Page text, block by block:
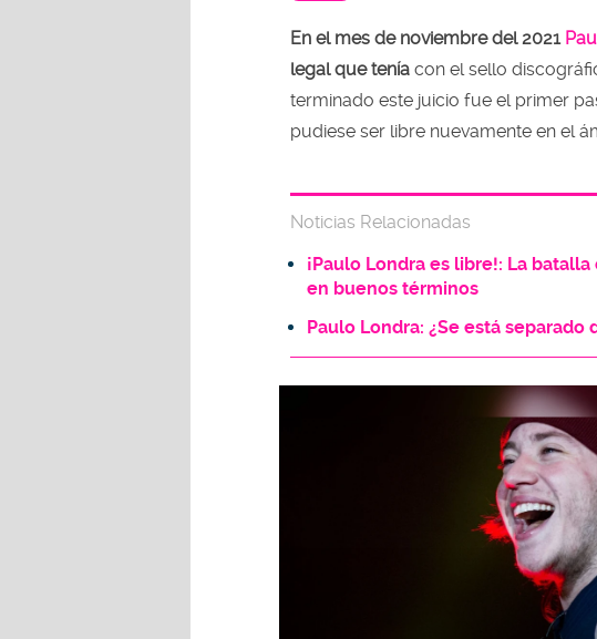
En el mes de noviembre del 2021
legal que tenía con el sello
terminado este juicio fue el primer
pudiese ser libre nuevamente en el
Noticias Relacionadas
¡Paulo Londra es libre!: La
en buenos términos
Paulo Londra: ¿Se está separado